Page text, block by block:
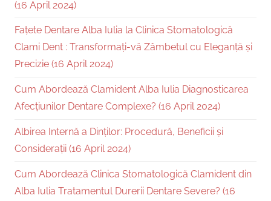
(16 April 2024)
Fațete Dentare Alba Iulia la Clinica Stomatologică
Clami Dent : Transformați-vă Zâmbetul cu Eleganță și
Precizie (16 April 2024)
Cum Abordează Clamident Alba Iulia Diagnosticarea
Afecțiunilor Dentare Complexe? (16 April 2024)
Albirea Internă a Dinților: Procedură, Beneficii și
Considerații (16 April 2024)
Cum Abordează Clinica Stomatologică Clamident din
Alba Iulia Tratamentul Durerii Dentare Severe? (16